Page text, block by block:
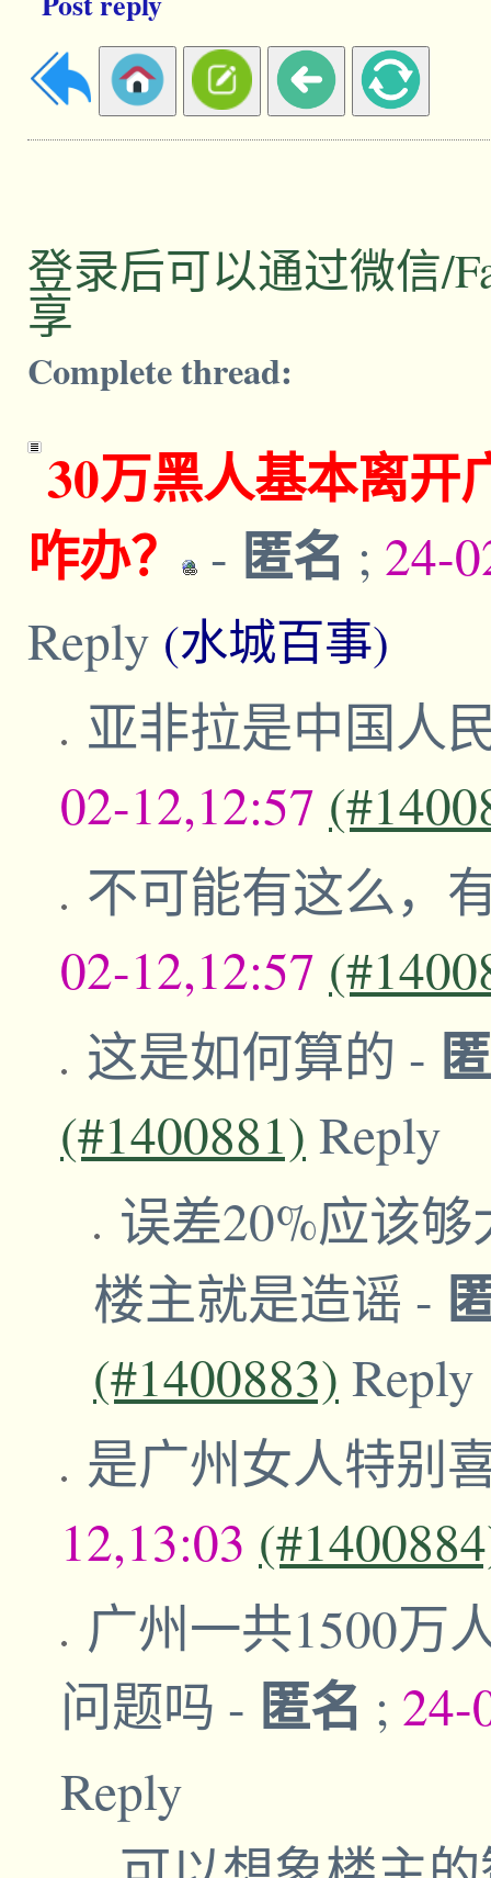
登录后可以通过微信/
享
Complete thread:
30万黑人基本离开
咋办？
- 匿名 ; 24-
Reply (水城百事)
亚非拉是中国人
02-12,12:57
不可能有这么，
02-12,12:57
这是如何算的 -
(#1400881) Reply
误差20%应该
楼主就是造谣 -
(#1400883) Reply
是广州女人特别
12,13:03
广州一共1500万
问题吗 - 匿名 ; 24-
Reply